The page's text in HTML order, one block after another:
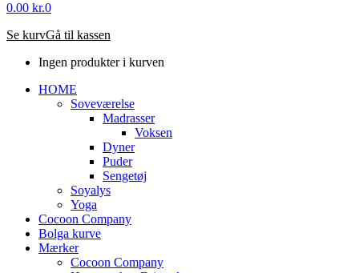
0.00 kr.0
Se kurvGå til kassen
Ingen produkter i kurven
HOME
Soveværelse
Madrasser
Voksen
Dyner
Puder
Sengetøj
Soyalys
Yoga
Cocoon Company
Bolga kurve
Mærker
Cocoon Company